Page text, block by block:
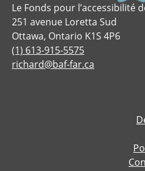
Le Fonds pour l’accessibilité
251 avenue Loretta Sud
Ottawa, Ontario K1S 4P6
(1) 613-915-5575
richard@baf-far.ca